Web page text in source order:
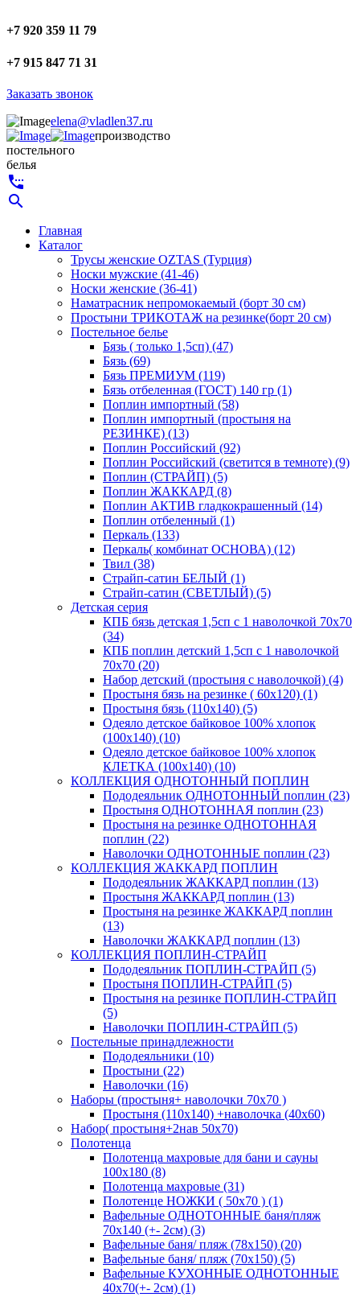
+7 920 359 11 79
+7 915 847 71 31
Заказать звонок
elena@vladlen37.ru
производство
постельного
белья
settings_phone
search
Главная
Каталог
Трусы женские OZTAS (Турция)
Носки мужские (41-46)
Носки женские (36-41)
Наматрасник непромокаемый (борт 30 см)
Простыни ТРИКОТАЖ на резинке(борт 20 см)
Постельное белье
Бязь ( только 1,5сп) (47)
Бязь (69)
Бязь ПРЕМИУМ (119)
Бязь отбеленная (ГОСТ) 140 гр (1)
Поплин импортный (58)
Поплин импортный (простыня на
РЕЗИНКЕ) (13)
Поплин Российский (92)
Поплин Российский (светится в темноте) (9)
Поплин (СТРАЙП) (5)
Поплин ЖАККАРД (8)
Поплин АКТИВ гладкокрашенный (14)
Поплин отбеленный (1)
Перкаль (133)
Перкаль( комбинат ОСНОВА) (12)
Твил (38)
Страйп-сатин БЕЛЫЙ (1)
Страйп-сатин (СВЕТЛЫЙ) (5)
Детская серия
КПБ бязь детская 1,5сп с 1 наволочкой 70х70
(34)
КПБ поплин детский 1,5сп с 1 наволочкой
70х70 (20)
Набор детский (простыня с наволочкой) (4)
Простыня бязь на резинке ( 60х120) (1)
Простыня бязь (110х140) (5)
Одеяло детское байковое 100% хлопок
(100х140) (10)
Одеяло детское байковое 100% хлопок
КЛЕТКА (100х140) (10)
КОЛЛЕКЦИЯ ОДНОТОННЫЙ ПОПЛИН
Пододеяльник ОДНОТОННЫЙ поплин (23)
Простыня ОДНОТОННАЯ поплин (23)
Простыня на резинке ОДНОТОННАЯ
поплин (22)
Наволочки ОДНОТОННЫЕ поплин (23)
КОЛЛЕКЦИЯ ЖАККАРД ПОПЛИН
Пододеяльник ЖАККАРД поплин (13)
Простыня ЖАККАРД поплин (13)
Простыня на резинке ЖАККАРД поплин
(13)
Наволочки ЖАККАРД поплин (13)
КОЛЛЕКЦИЯ ПОПЛИН-СТРАЙП
Пододеяльник ПОПЛИН-СТРАЙП (5)
Простыня ПОПЛИН-СТРАЙП (5)
Простыня на резинке ПОПЛИН-СТРАЙП
(5)
Наволочки ПОПЛИН-СТРАЙП (5)
Постельные принадлежности
Пододеяльники (10)
Простыни (22)
Наволочки (16)
Наборы (простыня+ наволочки 70х70 )
Простыня (110х140) +наволочка (40х60)
Набор( простыня+2нав 50х70)
Полотенца
Полотенца махровые для бани и сауны
100х180 (8)
Полотенца махровые (31)
Полотенце НОЖКИ ( 50х70 ) (1)
Вафельные ОДНОТОННЫЕ баня/пляж
70х140 (+- 2см) (3)
Вафельные баня/ пляж (78х150) (20)
Вафельные баня/ пляж (70х150) (5)
Вафельные КУХОННЫЕ ОДНОТОННЫЕ
40х70(+- 2см) (1)